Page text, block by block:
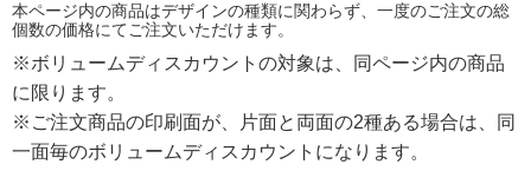
本ページ内の商品はデザインの種類に関わらず、一度のご注文の総
個数の価格にてご注文いただけます。
※ボリュームディスカウントの対象は、同ページ内の商品
に限ります。
※ご注文商品の印刷面が、片面と両面の2種ある場合は、同
一面毎のボリュームディスカウントになります。